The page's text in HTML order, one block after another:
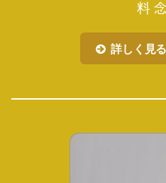
料
詳しく見る